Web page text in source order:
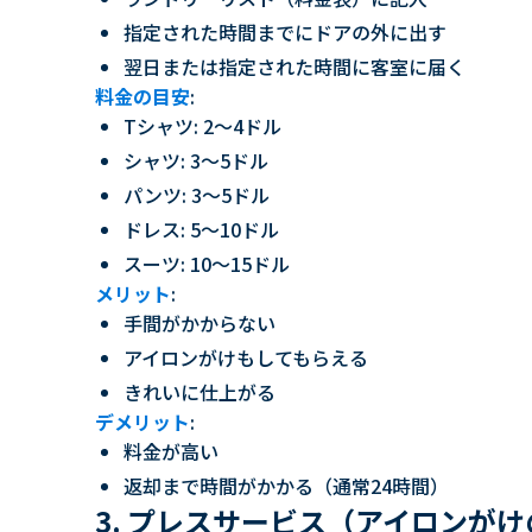
指定された時間までにドアの外に出す
翌日または指定された時間に客室に届く
料金の目安:
Tシャツ: 2〜4ドル
シャツ: 3〜5ドル
パンツ: 3〜5ドル
ドレス: 5〜10ドル
スーツ: 10〜15ドル
メリット:
手間がかからない
アイロンがけもしてもらえる
きれいに仕上がる
デメリット:
料金が高い
返却まで時間がかかる（通常24時間）
3. プレスサービス（アイロンが